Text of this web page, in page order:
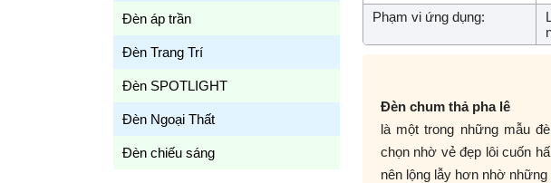
Phạm vi ứng dụng:
Đèn chum thả pha lê
là một trong những mẫu
chọn nhờ vẻ đẹp lôi cuốn
nên lộng lẫy hơn nhờ
Đèn áp trần
Đèn Trang Trí
Đèn SPOTLIGHT
Đèn Ngoại Thất
Đèn chiếu sáng